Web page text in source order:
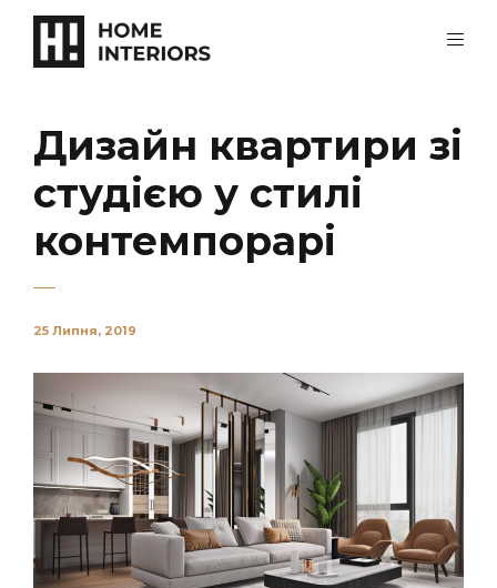
Дизайн квартири зі
студією у стилі
контемпорарі
25 Липня, 2019